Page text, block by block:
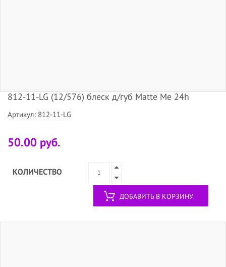
812-11-LG (12/576) блеск д/губ Matte Me 24h
Артикул: 812-11-LG
50.00 руб.
КОЛИЧЕСТВО
ДОБАВИТЬ В КОРЗИНУ